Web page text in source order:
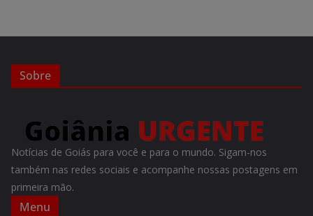
Sobre
Notícias de Goiás para você e para o mundo. Sigam-nos
também nas redes sociais e acompanhe nossas postagens em
primeira mão.
Menu